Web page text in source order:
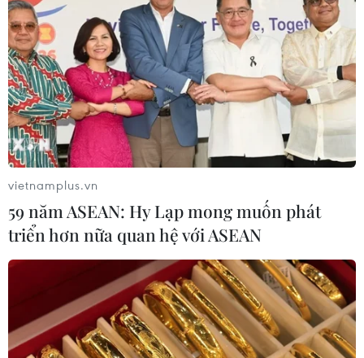
Trung Quốc: E-Town Bắc Kinh
hướng tới trở thành trung tâm AI
toàn cầu năm 2030
08/08/2026 02:11
Việt Nam vượt xa mức trung bình
toàn cầu về ứng dụng AI trong công
07/08/2026 23:38
Naver và NVIDIA tăng tốc xây dựng
“Nhà máy AI,” hướng tới doanh thu
từ năm 2027
07/08/2026 13:01
vietnamplus.vn
59 năm ASEAN: Hy Lạp mong muốn phát
triển hơn nữa quan hệ với ASEAN